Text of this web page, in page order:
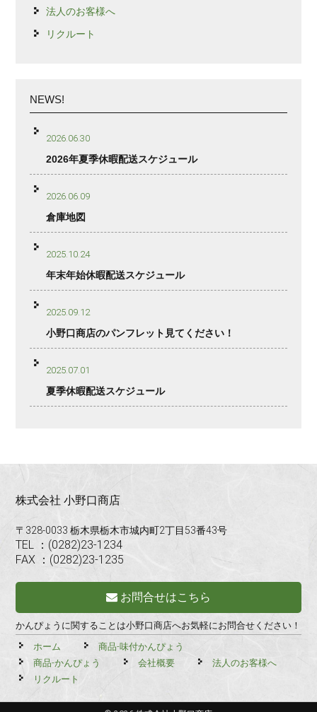
法人のお客様へ
リクルート
NEWS!
2026.06.30
2026年夏季休暇配送スケジュール
2026.06.09
倉庫地図
2025.10.24
年末年始休暇配送スケジュール
2025.09.12
小野口商店のパンフレット見てください！
2025.07.01
夏季休暇配送スケジュール
株式会社 小野口商店
〒328-0033 栃木県栃木市城内町2丁目53番43号
TEL ：(0282)23-1234
FAX ：(0282)23-1235
お問合せはこちら
かんぴょうに関することは小野口商店へお気軽にお問合せください！
ホーム
商品-味付かんぴょう
商品-かんぴょう
会社概要
法人のお客様へ
リクルート